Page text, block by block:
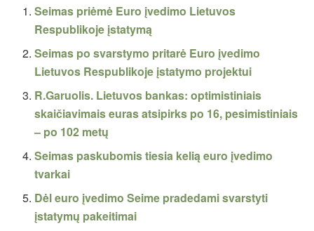
Seimas priėmė Euro įvedimo Lietuvos
Respublikoje įstatymą
Seimas po svarstymo pritarė Euro įvedimo
Lietuvos Respublikoje įstatymo projektui
R.Garuolis. Lietuvos bankas: optimistiniais
skaičiavimais euras atsipirks po 16, pesimistiniais
– po 102 metų
Seimas paskubomis tiesia kelią euro įvedimo
tvarkai
Dėl euro įvedimo Seime pradedami svarstyti
įstatymų pakeitimai